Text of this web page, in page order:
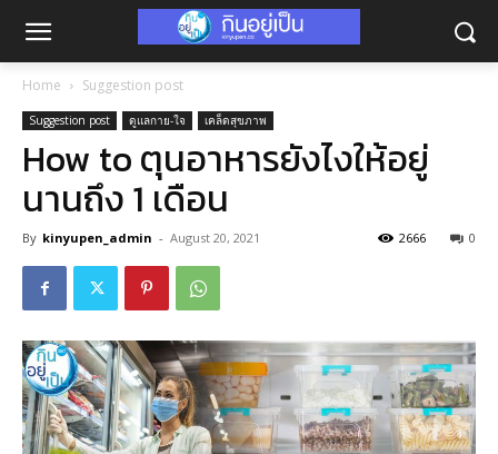
Home Suggestion post
Suggestion post ดูแลกาย-ใจ เคล็ดสุขภาพ
How to ตุนอาหารยังไงให้อยู่
นานถึง 1 เดือน
By kinyupen_admin - August 20, 2021 0
2666